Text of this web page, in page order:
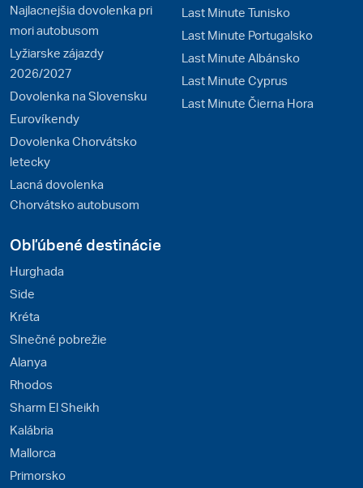
Najlacnejšia dovolenka pri
mori autobusom
Lyžiarske zájazdy
2026/2027
Dovolenka na Slovensku
Eurovíkendy
Dovolenka Chorvátsko
letecky
Lacná dovolenka
Chorvátsko autobusom
Last Minute Tunisko
Last Minute Portugalsko
Last Minute Albánsko
Last Minute Cyprus
Last Minute Čierna Hora
Obľúbené destinácie
Hurghada
Side
Kréta
Slnečné pobrežie
Alanya
Rhodos
Sharm El Sheikh
Kalábria
Mallorca
Primorsko